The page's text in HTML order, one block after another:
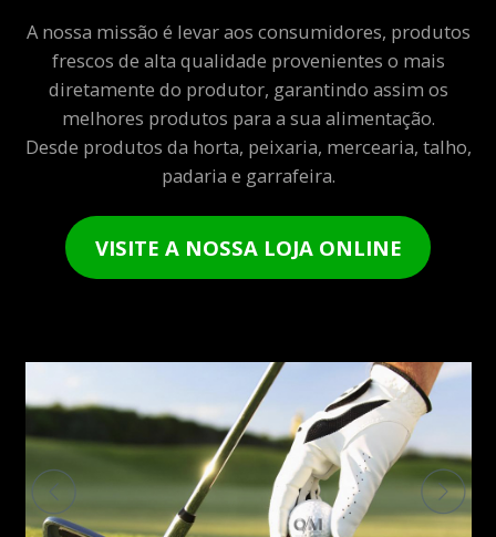
A nossa missão é levar aos consumidores, produtos
frescos de alta qualidade provenientes o mais
diretamente do produtor, garantindo assim os
melhores produtos para a sua alimentação.
Desde produtos da horta, peixaria, mercearia, talho,
padaria e garrafeira.
VISITE A NOSSA LOJA ONLINE